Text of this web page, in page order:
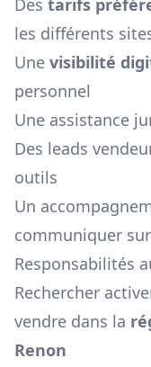
Des tarifs
les différents
Une visibilité
personnel
Une assistance
Des leads
outils
Un
communiquer
Responsabilités
Rechercher
vendre dans la
Renon